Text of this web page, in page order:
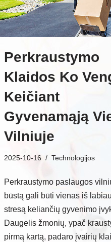
Perkraustymo
Klaidos Ko
Keičiant
Gyvenamąją
Vilniuje
2025-10-16 Technologijos
Perkraustymo paslaugos
būstą gali būti vienas iš
stresą keliančių gyvenimo
Daugelis žmonių, ypač
pirmą kartą, padaro įvairių